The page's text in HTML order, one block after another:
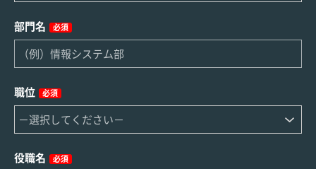
部門名 必須
職位 必須
役職名 必須